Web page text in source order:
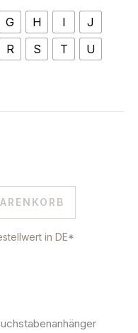
G H I
J
R S T
U
in DE*